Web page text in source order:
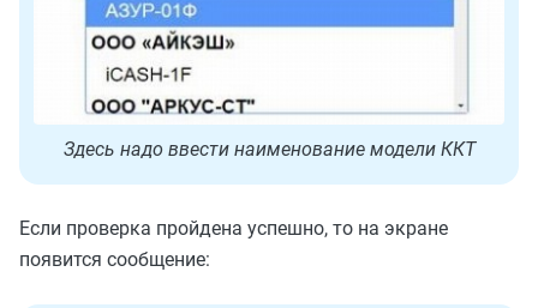
Здесь надо ввести наименование модели ККТ
Если проверка пройдена успешно, то на экране
появится сообщение: